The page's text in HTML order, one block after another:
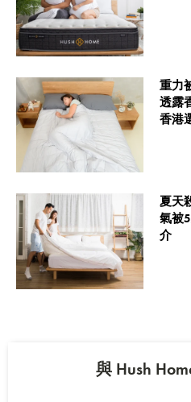
重力
透露
香港
夏天
氣被
介
與 Hush